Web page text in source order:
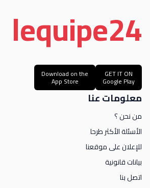
lequipe24
GET IT ON
Google Play
Download on the
App Store
معلومات عنا
من نحن ؟
الأسئلة الأكثر طرحا
للإعلان على موقعنا
بيانات قانونية
اتصل بنا